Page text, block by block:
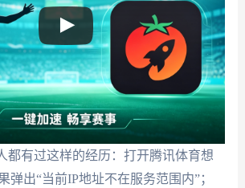
都有过这样的经历：打开腾讯体育想
弹出“当前IP地址不在服务范围内”；